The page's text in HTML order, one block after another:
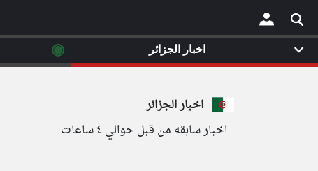
×
اخبار الجزائر
اخبار سابقه من قبل حوالي ٤ ساعات
اخبار الجزائر ◉